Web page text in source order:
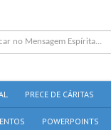
PRECE DE CÁRITAS
POWERPOINTS